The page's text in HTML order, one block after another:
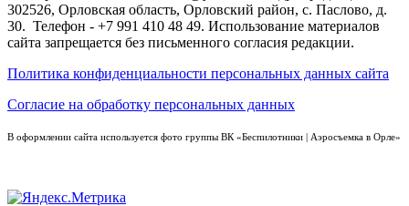
302526, Орловская область, Орловский район, с. Паслово, д.
30. Телефон - +7 991 410 48 49. Использование материалов
сайта запрещается без письменного согласия редакции.
Политика конфиденциальности персональных данных сайта
Согласие на обработку персональных данных
В оформлении сайта используется фото группы ВК «Беспилотники | Аэросъемка в Орле»